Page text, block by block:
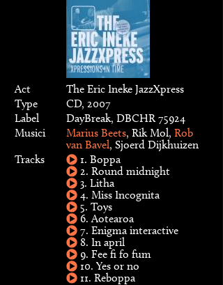
Act
The Eric Ineke JazzXpress
Type
CD, 2007
Label
DayBreak, DBCHR 75924
Musici
Marius Beets, Rik Mol, Rob
van Bavel, Sjoerd Dijkhuizen
Tracks
1. Boppa
2. Round midnight
3. Litha
4. Miss Incognita
5. Toys
6. Aotearoa
7. Enigma interactive
8. In april
9. Fee fi fo fum
10. Yes or no
11. Reboppa